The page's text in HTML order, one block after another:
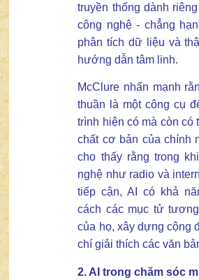
truyền thống dành
công nghệ - chẳng
phân tích dữ liệu và
hướng dẫn tâm linh.
McClure nhấn mạnh
thuần là một công cụ
trình hiện có mà còn có
chất cơ bản của chính
cho thấy rằng trong
nghệ như radio và
tiếp cận, AI có khả
cách các mục tử
của họ, xây dựng cộng
chí giải thích các văn
2. AI trong chăm sóc